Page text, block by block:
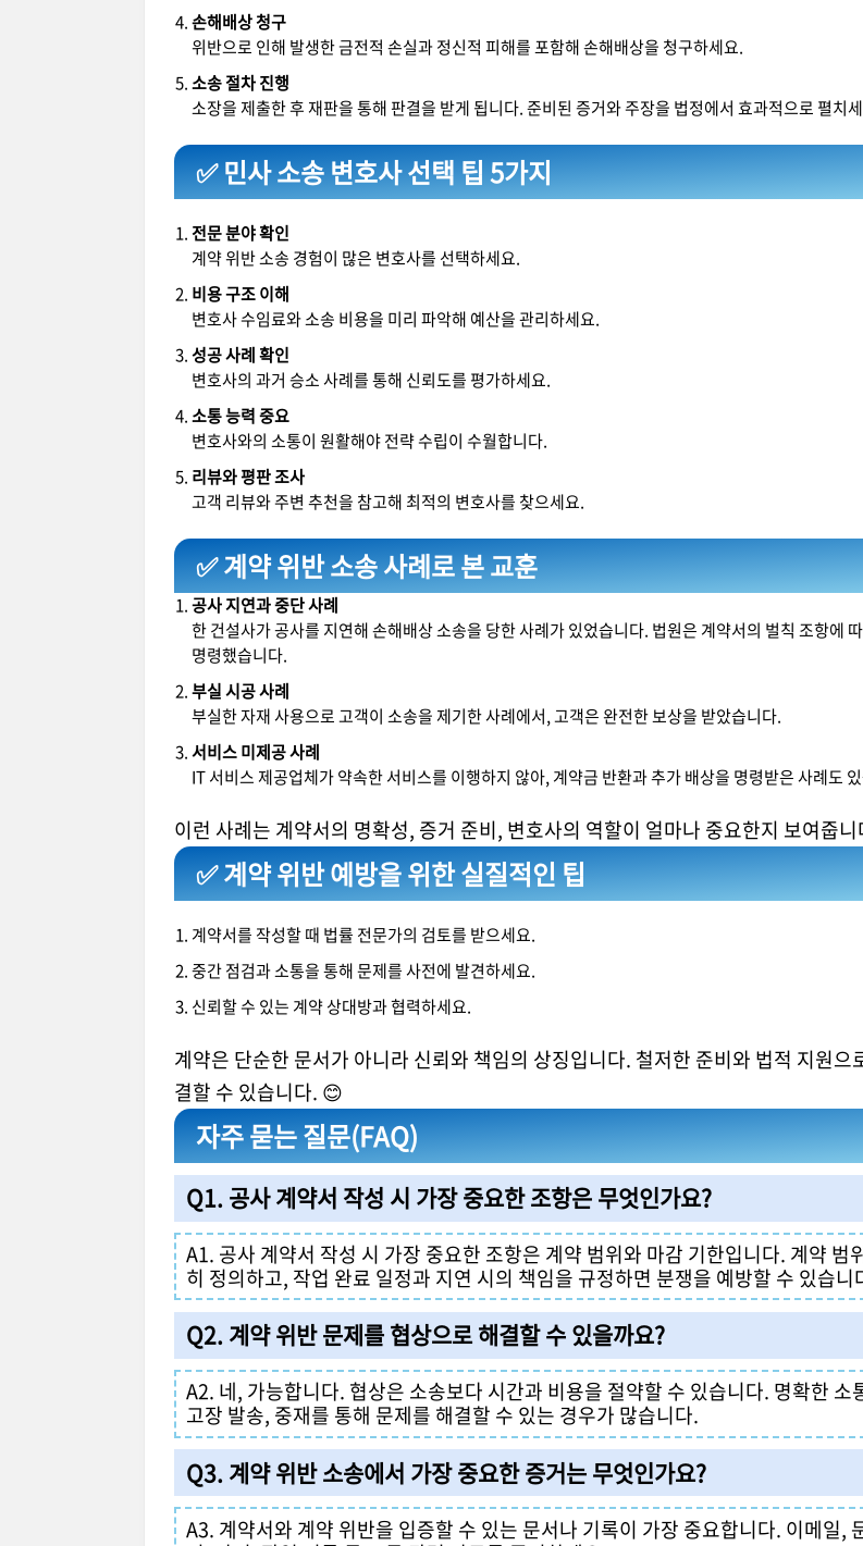
손해배상 청구
위반으로 인해 발생한 금전적 손실과 정신적 피해를 포함해 손해배상을 청구하세요.
소송 절차 진행
소장을 제출한 후 재판을 통해 판결을 받게 됩니다. 준비된 증거와 주장을 법정에서 효과적으로 펼치
✅ 민사 소송 변호사 선택 팁 5가지
전문 분야 확인
계약 위반 소송 경험이 많은 변호사를 선택하세요.
비용 구조 이해
변호사 수임료와 소송 비용을 미리 파악해 예산을 관리하세요.
성공 사례 확인
변호사의 과거 승소 사례를 통해 신뢰도를 평가하세요.
소통 능력 중요
변호사와의 소통이 원활해야 전략 수립이 수월합니다.
리뷰와 평판 조사
고객 리뷰와 주변 추천을 참고해 최적의 변호사를 찾으세요.
✅ 계약 위반 소송 사례로 본 교훈
공사 지연과 중단 사례
한 건설사가 공사를 지연해 손해배상 소송을 당한 사례가 있었습니다. 법원은 계약서의 벌칙 조항에
명령했습니다.
부실 시공 사례
부실한 자재 사용으로 고객이 소송을 제기한 사례에서, 고객은 완전한 보상을 받았습니다.
서비스 미제공 사례
IT 서비스 제공업체가 약속한 서비스를 이행하지 않아, 계약금 반환과 추가 배상을 명령받은 사례도
이런 사례는 계약서의 명확성, 증거 준비, 변호사의 역할이 얼마나 중요한지 보여줍니
✅ 계약 위반 예방을 위한 실질적인 팁
계약서를 작성할 때 법률 전문가의 검토를 받으세요.
중간 점검과 소통을 통해 문제를 사전에 발견하세요.
신뢰할 수 있는 계약 상대방과 협력하세요.
계약은 단순한 문서가 아니라 신뢰와 책임의 상징입니다. 철저한 준비와 법적 지원으
결할 수 있습니다. 😊
자주 묻는 질문(FAQ)
Q1. 공사 계약서 작성 시 가장 중요한 조항은 무엇인가요?
A1. 공사 계약서 작성 시 가장 중요한 조항은 계약 범위와 마감 기한입니다. 계약 범
히 정의하고, 작업 완료 일정과 지연 시의 책임을 규정하면 분쟁을 예방할 수 있습니
Q2. 계약 위반 문제를 협상으로 해결할 수 있을까요?
A2. 네, 가능합니다. 협상은 소송보다 시간과 비용을 절약할 수 있습니다. 명확한 소
고장 발송, 중재를 통해 문제를 해결할 수 있는 경우가 많습니다.
Q3. 계약 위반 소송에서 가장 중요한 증거는 무엇인가요?
A3. 계약서와 계약 위반을 입증할 수 있는 문서나 기록이 가장 중요합니다. 이메일,